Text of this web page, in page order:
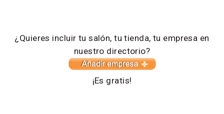
¿Quieres incluir tu salón, tu tienda, tu empresa en
nuestro directorio?
¡Es gratis!